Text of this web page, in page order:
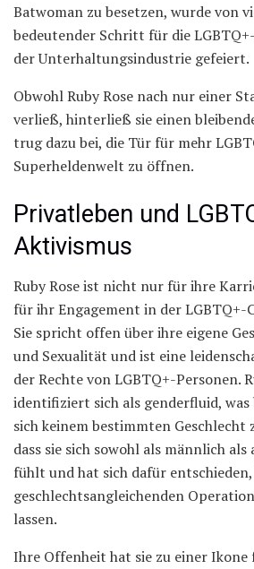
Batwoman zu besetzen, wurde von
bedeutender Schritt für die
der Unterhaltungsindustrie gefeiert.
Obwohl Ruby Rose nach nur einer
verließ, hinterließ sie einen
trug dazu bei, die Tür für mehr
Superheldenwelt zu öffnen.
Privatleben und
Aktivismus
Ruby Rose ist nicht nur für ihre
für ihr Engagement in der
Sie spricht offen über ihre eigene
und Sexualität und ist eine
der Rechte von LGBTQ+-Personen.
identifiziert sich als genderfluid, was
sich keinem bestimmten Geschlecht
dass sie sich sowohl als männlich als
fühlt und hat sich dafür
geschlechtsangleichenden
lassen.
Ihre Offenheit hat sie zu einer Ikone